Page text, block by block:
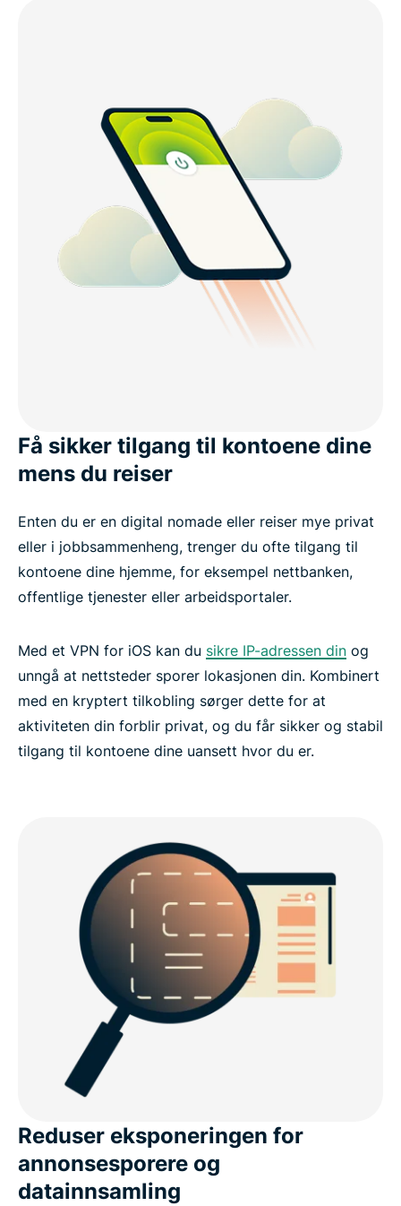
Få sikker tilgang til kontoene dine
mens du reiser
Enten du er en digital nomade eller reiser mye privat
eller i jobbsammenheng, trenger du ofte tilgang til
kontoene dine hjemme, for eksempel nettbanken,
offentlige tjenester eller arbeidsportaler.
Med et VPN for iOS kan du sikre IP-adressen din og
unngå at nettsteder sporer lokasjonen din. Kombinert
med en kryptert tilkobling sørger dette for at
aktiviteten din forblir privat, og du får sikker og stabil
tilgang til kontoene dine uansett hvor du er.
Reduser eksponeringen for
annonsesporere og
datainnsamling